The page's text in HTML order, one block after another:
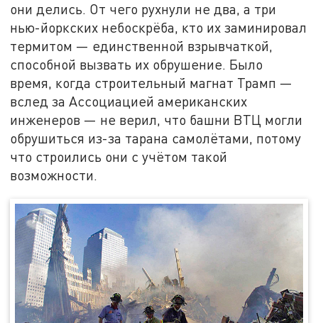
они делись. От чего рухнули не два, а три
нью-йоркских небоскрёба, кто их заминировал
термитом — единственной взрывчаткой,
способной вызвать их обрушение. Было
время, когда строительный магнат Трамп —
вслед за Ассоциацией американских
инженеров — не верил, что башни ВТЦ могли
обрушиться из-за тарана самолётами, потому
что строились они с учётом такой
возможности.